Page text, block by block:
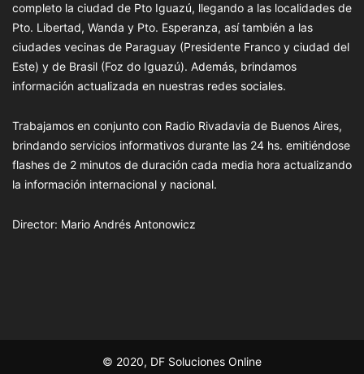
completo la ciudad de Pto Iguazú, llegando a las localidades de
Pto. Libertad, Wanda y Pto. Esperanza, así también a las
ciudades vecinas de Paraguay (Presidente Franco y ciudad del
Este) y de Brasil (Foz do Iguazú). Además, brindamos
información actualizada en nuestras redes sociales.
Trabajamos en conjunto con Radio Rivadavia de Buenos Aires,
brindando servicios informativos durante las 24 hs. emitiéndose
flashes de 2 minutos de duración cada media hora actualizando
la información internacional y nacional.
Director: Mario Andrés Antonowicz
© 2020, DF Soluciones Online